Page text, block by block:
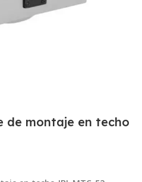
de montaje en techo